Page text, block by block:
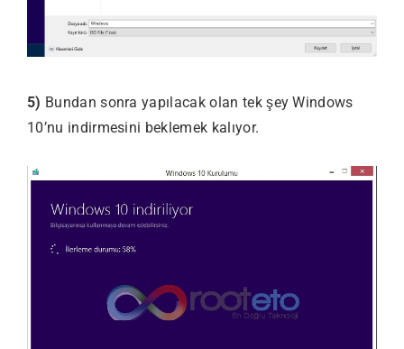
5) Bundan sonra yapılacak olan tek şey Windows
10’nu indirmesini beklemek kalıyor.